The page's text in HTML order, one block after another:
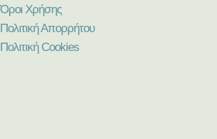
Όροι Χρήσης
Πολιτική Απορρήτου
Πολιτική Cookies